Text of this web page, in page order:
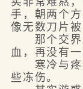
手，朝两个
像无数刀片
那个交界
血，再没有一
寒冷与疼
些冻伤。